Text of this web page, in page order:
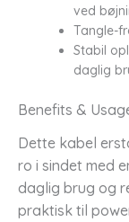
ved
Tangle-
Stabil
daglig
Benefits &
Dette kabel
ro i sindet med
daglig brug og
praktisk til